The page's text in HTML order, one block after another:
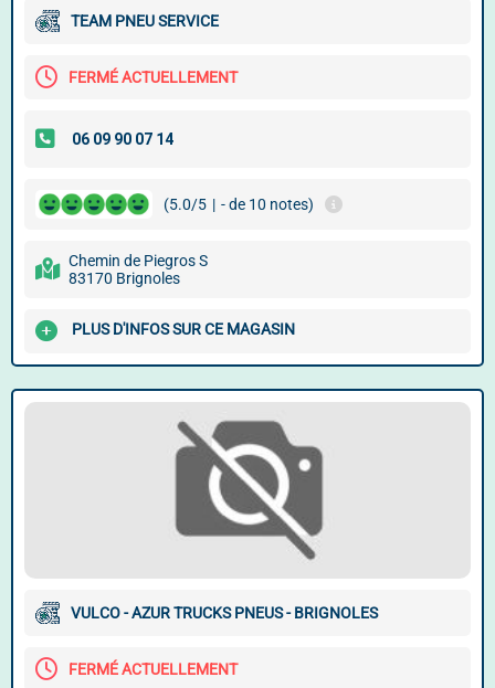
TEAM PNEU SERVICE
FERMÉ ACTUELLEMENT
(5.0/5 | - de 10 notes)
Chemin de Piegros S
83170 Brignoles
PLUS D'INFOS SUR CE MAGASIN
VULCO - AZUR TRUCKS PNEUS - BRIGNOLES
FERMÉ ACTUELLEMENT